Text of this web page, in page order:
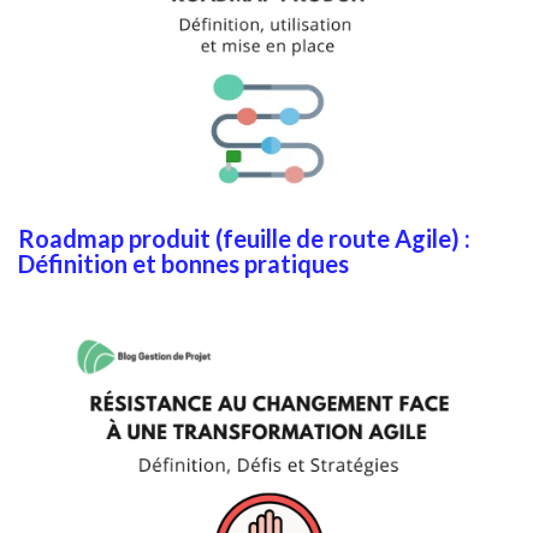
Roadmap produit (feuille de route Agile) :
Définition et bonnes pratiques